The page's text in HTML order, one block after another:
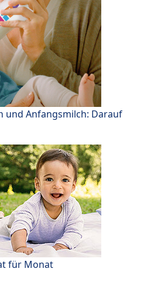
und Anfangsmilch: Darauf
für Monat